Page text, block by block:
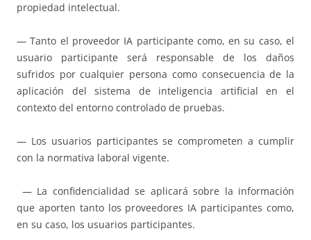
propiedad intelectual.
— Tanto el proveedor IA participante como, en su caso, el
usuario participante será responsable de los daños
sufridos por cualquier persona como consecuencia de la
aplicación del sistema de inteligencia artificial en el
contexto del entorno controlado de pruebas.
— Los usuarios participantes se comprometen a cumplir
con la normativa laboral vigente.
— La confidencialidad se aplicará sobre la información
que aporten tanto los proveedores IA participantes como,
en su caso, los usuarios participantes.